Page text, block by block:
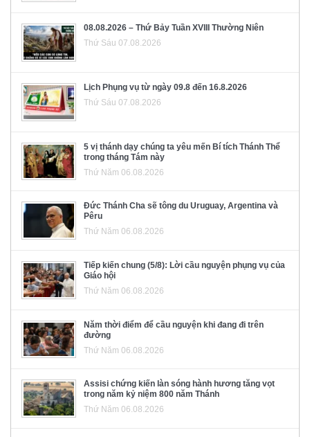
08.08.2026 – Thứ Bảy Tuần XVIII Thường Niên
Thứ Sáu 07.08.2026
Lịch Phụng vụ từ ngày 09.8 đến 16.8.2026
Thứ Sáu 07.08.2026
5 vị thánh dạy chúng ta yêu mến Bí tích Thánh Thể
trong tháng Tám này
Thứ Năm 06.08.2026
Đức Thánh Cha sẽ tông du Uruguay, Argentina và
Pêru
Thứ Năm 06.08.2026
Tiếp kiến chung (5/8): Lời cầu nguyện phụng vụ của
Giáo hội
Thứ Năm 06.08.2026
Năm thời điểm để cầu nguyện khi đang đi trên
đường
Thứ Năm 06.08.2026
Assisi chứng kiến làn sóng hành hương tăng vọt
trong năm kỷ niệm 800 năm Thánh
Thứ Năm 06.08.2026